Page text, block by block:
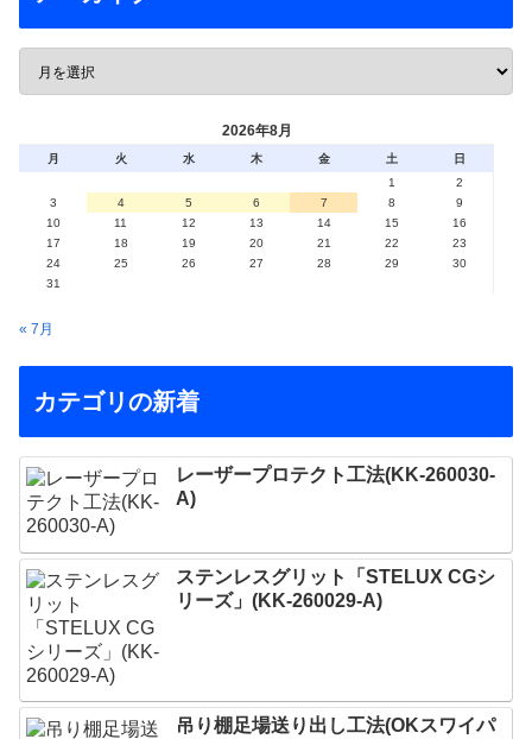
2026年8月
月 火 水 木 金 土
日
1
2
3
4 5 6 7 8
9
10
11 12 13 14 15
16
17
18 19 20 21 22
23
24
25 26 27 28 29
30
31
« 7月
カテゴリの新着
レーザープロテクト⼯法(KK-260030-
A)
ステンレスグリット「STELUX CGシ
リーズ」(KK-260029-A)
吊り棚足場送り出し工法(OKスワイパ